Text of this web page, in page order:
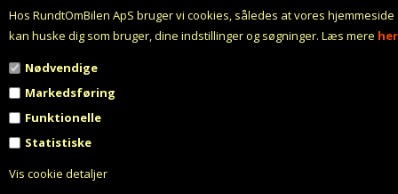
Hos RundtOmBilen ApS bruger vi cookies, således at vores hjemmeside
kan huske dig som bruger, dine indstillinger og søgninger. Læs mere her
Nødvendige
Markedsføring
Funktionelle
Statistiske
Vis cookie detaljer
Afhentning af varer
Profil
Fortrydelsesret
Fortryd aftale